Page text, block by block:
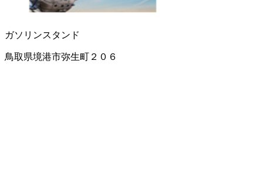
ガソリンスタンド
鳥取県境港市弥生町２０６